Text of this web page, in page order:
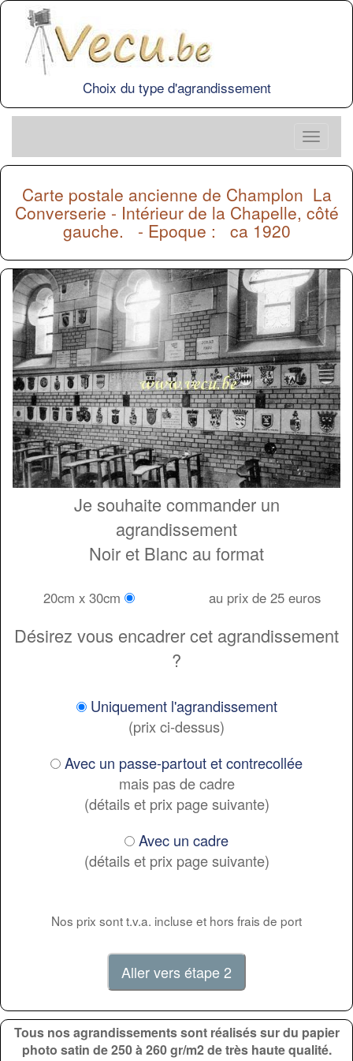
Choix du type d'agrandissement
Carte postale ancienne de Champlon La
Converserie - Intérieur de la Chapelle, côté
gauche. - Epoque : ca 1920
Je souhaite commander un
agrandissement
Noir et Blanc au format
20cm x 30cm au prix de 25 euros
Désirez vous encadrer cet agrandissement
?
Uniquement l'agrandissement
(prix ci-dessus)
Avec un passe-partout et contrecollée
mais pas de cadre
(détails et prix page suivante)
Avec un cadre
(détails et prix page suivante)
Nos prix sont t.v.a. incluse et hors frais de port
Tous nos agrandissements sont réalisés sur du papier
photo satin de 250 à 260 gr/m2 de très haute qualité.